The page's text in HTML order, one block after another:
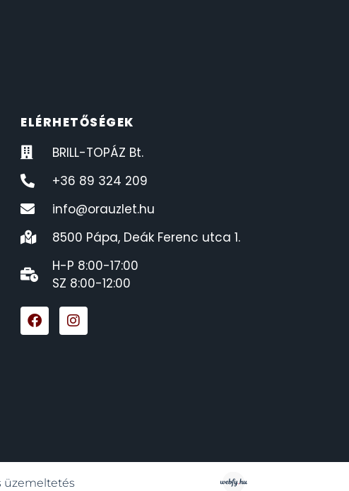
ELÉRHETŐSÉGEK
BRILL-TOPÁZ Bt.
+36 89 324 209
info@orauzlet.hu
8500 Pápa, Deák Ferenc utca 1.
H-P 8:00-17:00
SZ 8:00-12:00
üzemeltetés